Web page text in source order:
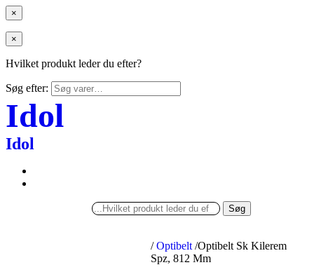
×
×
Hvilket produkt leder du efter?
Søg efter:
Idol
Idol
Søg
/ Optibelt /Optibelt Sk Kilerem
Spz, 812 Mm